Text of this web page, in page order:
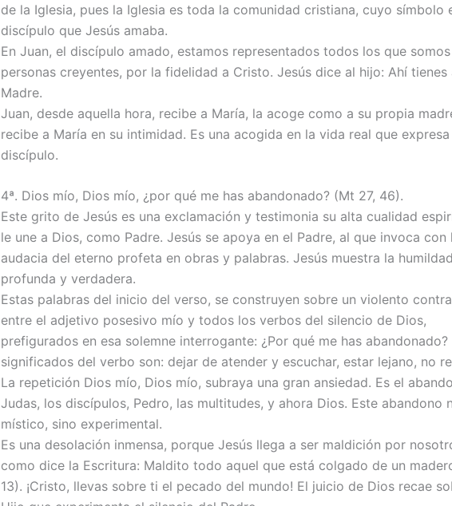
de la Iglesia, pues la Iglesia es toda la comunidad cristiana, cuyo símbolo
discípulo que Jesús amaba.
En Juan, el discípulo amado, estamos representados todos los que somos
personas creyentes, por la fidelidad a Cristo. Jesús dice al hijo: Ahí tienes
Madre.
Juan, desde aquella hora, recibe a María, la acoge como a su propia
recibe a María en su intimidad. Es una acogida en la vida real que
discípulo.
4ª. Dios mío, Dios mío, ¿por qué me has abandonado? (Mt 27, 46).
Este grito de Jesús es una exclamación y testimonia su alta cualidad
le une a Dios, como Padre. Jesús se apoya en el Padre, al que invoca con
audacia del eterno profeta en obras y palabras. Jesús muestra la
profunda y verdadera.
Estas palabras del inicio del verso, se construyen sobre un violento
entre el adjetivo posesivo mío y todos los verbos del silencio de Dios,
prefigurados en esa solemne interrogante: ¿Por qué me has abandonado?
significados del verbo son: dejar de atender y escuchar, estar lejano, no
La repetición Dios mío, Dios mío, subraya una gran ansiedad. Es el
Judas, los discípulos, Pedro, las multitudes, y ahora Dios. Este abandono
místico, sino experimental.
Es una desolación inmensa, porque Jesús llega a ser maldición por
como dice la Escritura: Maldito todo aquel que está colgado de un
13). ¡Cristo, llevas sobre ti el pecado del mundo! El juicio de Dios recae